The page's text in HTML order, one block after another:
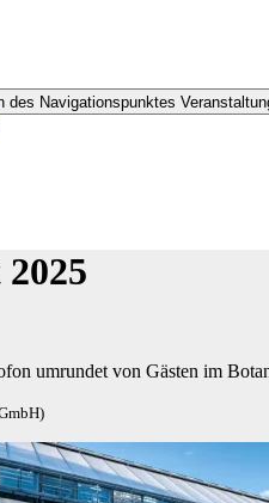
des Navigationspunktes
umrundet von Gästen im